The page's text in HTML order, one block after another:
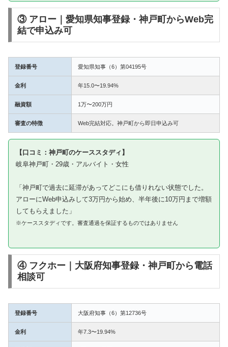
③ アロー｜愛知県知事登録・神戸町からWeb完
結で申込み可
登録番号 愛知県知事（6）第04195号
金利 年15.0〜19.94%
融資額 1万〜200万円
審査の特徴 Web完結対応。神戸町から即日申込み可
【口コミ：神戸町のケーススタディ】
岐阜神戸町・29歳・アルバイト・女性
「神戸町で過去に延滞があってどこにも借りれない状態でした。
アローにWeb申込みして3万円から始め、半年後に10万円まで増額
してもらえました」
※ケーススタディです。審査通過を保証するものではありません
④ フクホー｜大阪府知事登録・神戸町から電話
相談可
登録番号 大阪府知事（6）第12736号
金利 年7.3〜19.94%